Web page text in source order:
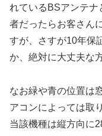
れているBSアンテナ
者だったらお客さん
すが、さすが10年保
か、絶対に大丈夫な
なお緑や青の位置は
アコンによっては取
当該機種は縦方向に